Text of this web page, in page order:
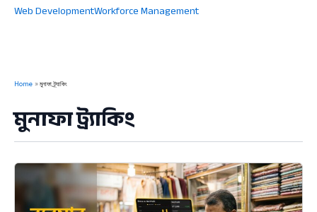
Web DevelopmentWorkforce Management
Home মুনাফা ট্র্যাকিং
মুনাফা ট্র্যাকিং